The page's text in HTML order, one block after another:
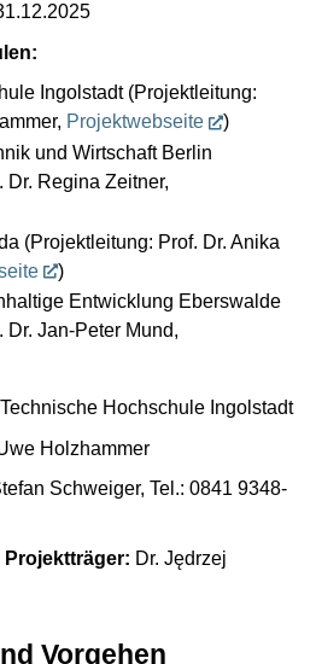
Ingolstadt (Projektleitung:
Projektwebseite
)
und Wirtschaft Berlin
Dr. Regina Zeitner,
(Projektleitung: Prof. Dr. Anika
)
Entwicklung Eberswalde
Dr. Jan-Peter Mund,
Technische Hochschule Ingolstadt
Holzhammer
Schweiger, Tel.: 0841 9348-
Dr. Jędrzej
Vorgehen